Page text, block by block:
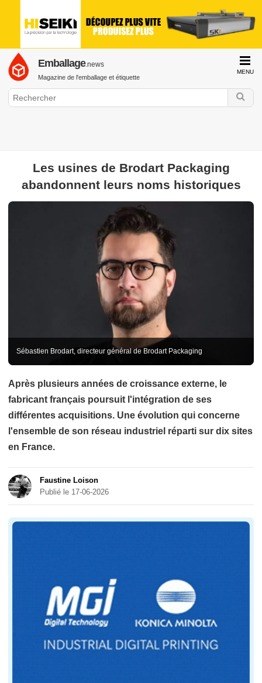
MENU
Emballage.news
Magazine de l'emballage et étiquette
GraphiLine.com
Emballage / Etiquette Drupa Emballage alimentaire Emballage
Les usines de Brodart Packaging
abandonnent leurs noms historiques
Sébastien Brodart, directeur général de Brodart Packaging
Après plusieurs années de croissance externe, le
fabricant français poursuit l'intégration de ses
différentes acquisitions. Une évolution qui concerne
l'ensemble de son réseau industriel réparti sur dix sites
en France.
Faustine Loison
Publié le 17-06-2026